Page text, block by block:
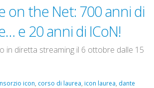
on the Net: 700 anni di
e 20 anni di ICoN!
in diretta streaming il 6 ottobre dalle 15
icon corso di laurea icon laurea dante